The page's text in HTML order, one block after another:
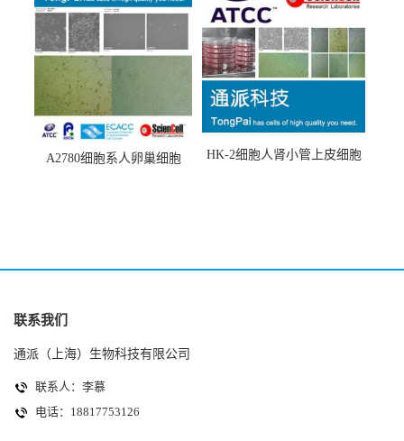
A2780细胞系人卵巢细胞
HK-2细胞人肾小管上皮细胞
联系我们
通派（上海）生物科技有限公司
联系人：李慕
电话：18817753126